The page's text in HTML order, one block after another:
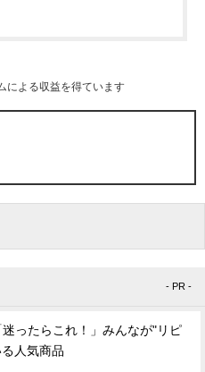
による収益を得ています
- PR -
迷ったらこれ！」みんなが"リピ
人気商品